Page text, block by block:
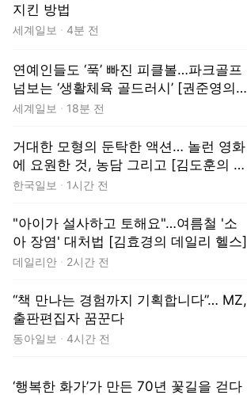
지킨 방법
세계일보 4분 전
연예인들도 ‘푹’ 빠진 피클볼…파크골프
넘보는 ‘생활체육 골드러시’ [권준영의
머니볼]
세계일보 18분 전
거대한 모형의 둔탁한 액션… 놀런 영화
에 요원한 것, 농담 그리고 [김도훈의 하
입 나우]
한국일보 1시간 전
"아이가 설사하고 토해요"…여름철 '소
아 장염' 대처법 [김효경의 데일리 헬스]
데일리안 2시간 전
“책 만나는 경험까지 기획합니다”… MZ,
출판편집자 꿈꾼다
동아일보 4시간 전
‘행복한 화가’가 만든 70년 꽃길을 걷다